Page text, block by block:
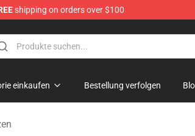
shipping on orders over $100
einkaufen Bestellung verfolgen